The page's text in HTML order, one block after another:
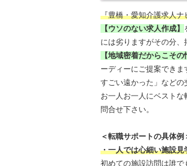
『豊橋・愛知介護求人ナ
【ウソのない求人作成】
には劣りますがその分、
【地域密着だからこその
ーディーにご提案でき
すごい遠かった」などの
お一人お一人にベスト
問合せ下さい。
＜転職サポートの具体例
・一人では心細い施設見
初めての施設訪問は誰